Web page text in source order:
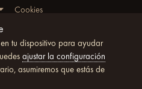
Cookies
2025. Todos los derechos
Community
tu dispositivo para ayudar
ajustar la configuración
asumiremos que estás de